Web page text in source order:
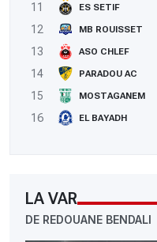
11
ES SETIF
12
MB ROUISSET
13
ASO CHLEF
14
PARADOU AC
15
MOSTAGANEM
16
EL BAYADH
LA VAR
DE REDOUANE BENDALI